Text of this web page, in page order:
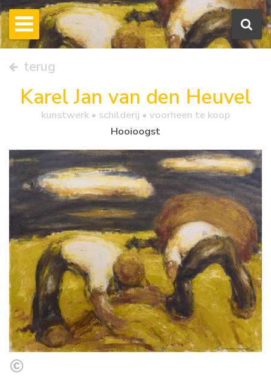
terug
Karel Jan van den Heuvel
kunstwerk • schilderij • voorheen te koop
Hooioogst